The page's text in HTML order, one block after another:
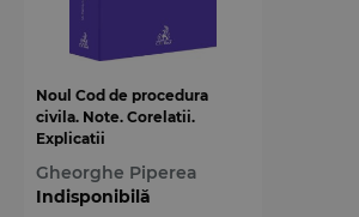
Noul Cod de procedura
civila. Note. Corelatii.
Explicatii
Gheorghe Piperea
Indisponibilă